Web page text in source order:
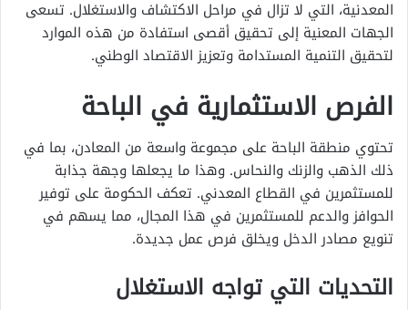
المعدنية، التي لا تزال في مراحل الاكتشاف والاستغلال. تسعى
الجهات المعنية إلى تحقيق أقصى استفادة من هذه الموارد
لتحقيق التنمية المستدامة وتعزيز الاقتصاد الوطني.
الفرص الاستثمارية في الباحة
تحتوي منطقة الباحة على مجموعة واسعة من المعادن، بما في
ذلك الذهب والزنك والنحاس. وهذا ما يجعلها وجهة جذابة
للمستثمرين في القطاع المعدني. تعكف الحكومة على توفير
الحوافز والدعم للمستثمرين في هذا المجال، مما يسهم في
تنويع مصادر الدخل ويخلق فرص عمل جديدة.
التحديات التي تواجه الاستغلال